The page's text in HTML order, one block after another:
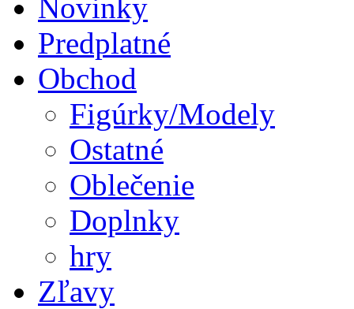
Novinky
Predplatné
Obchod
Figúrky/Modely
Ostatné
Oblečenie
Doplnky
hry
Zľavy